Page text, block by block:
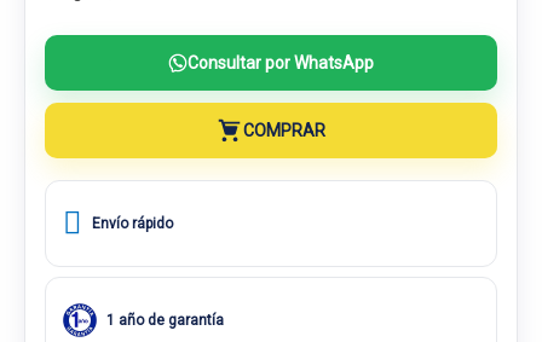
Consultar por WhatsApp
COMPRAR
Envío rápido
1 año de garantía